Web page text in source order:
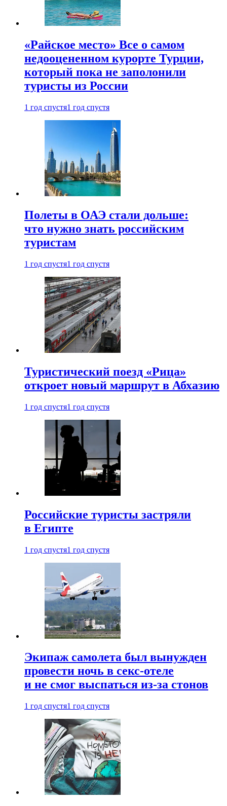
«Райское место» Все о самом
недооцененном курорте Турции,
который пока не заполонили
туристы из России
1 год спустя1 год спустя
Полеты в ОАЭ стали дольше:
что нужно знать российским
туристам
1 год спустя1 год спустя
Туристический поезд «Рица»
откроет новый маршрут в Абхазию
1 год спустя1 год спустя
Российские туристы застряли
в Египте
1 год спустя1 год спустя
Экипаж самолета был вынужден
провести ночь в секс-отеле
и не смог выспаться из-за стонов
1 год спустя1 год спустя